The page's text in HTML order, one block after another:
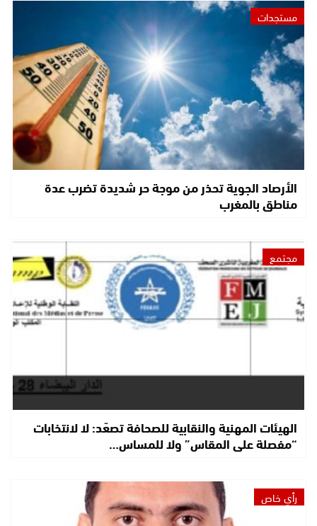
مستجدات
الأرصاد الجوية تحذر من موجة حر شديدة تضرب عدة
مناطق بالمغرب
مجتمع
الهيئات المهنية والنقابية للصحافة تصعّد: لا لانتخابات
“مفصلة على المقاس” ولا للمساس…
رأي خاص